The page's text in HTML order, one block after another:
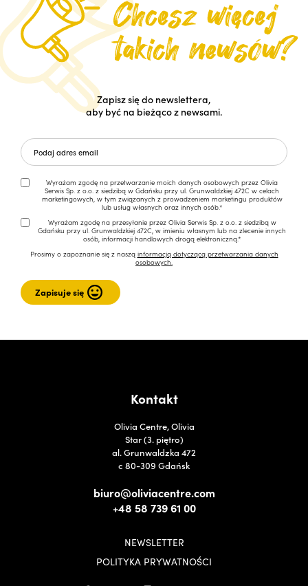
Zapisz się do newslettera,
aby być na bieżąco z newsami.
Wyrażam zgodę na przetwarzanie moich danych osobowych przez Olivia
Serwis Sp. z o.o. z siedzibą w Gdańsku przy ul. Grunwaldzkiej 472C w celach
marketingowych, w tym związanych z prowadzeniem marketingu produktów
lub usług własnych oraz innych osób.*
Wyrażam zgodę na przesyłanie przez Olivia Serwis Sp. z o.o. z siedzibą w
Gdańsku przy ul. Grunwaldzkiej 472C, w imieniu własnym lub na zlecenie innych
osób, informacji handlowych drogą elektroniczną.*
Prosimy o zapoznanie się z naszą informacją dotyczącą przetwarzania danych
osobowych.
Kontakt
Olivia Centre, Olivia
Star (3. piętro)
al. Grunwaldzka 472
c 80-309 Gdańsk
biuro@oliviacentre.com
+48 58 739 61 00
NEWSLETTER
POLITYKA PRYWATNOŚCI